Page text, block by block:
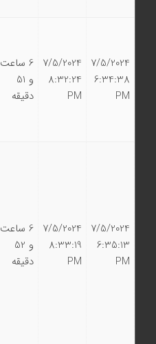
7/5/2024
6:34:38
PM
7/5/2024
8:32:24
PM
6 ساعت
و 51
دقیقه
7/5/2024
6:35:13
PM
7/5/2024
8:33:19
PM
6 ساعت
و 52
دقیقه